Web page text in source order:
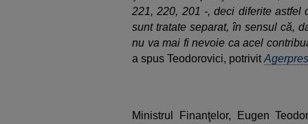
221, 220, 201 -, deci diferite
sunt tratate separat, în sensul că,
nu va mai fi nevoie ca acel
a spus Teodorovici, potrivitAgerpres
Ministrul Finanţelor, Eugen